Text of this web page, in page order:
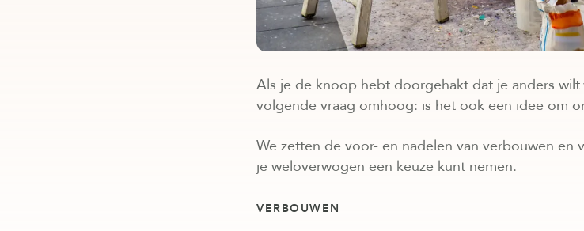
Als je de knoop hebt doorgehakt dat je anders
volgende vraag omhoog: is het ook een idee om
We zetten de voor- en nadelen van verbouwen en
je weloverwogen een keuze kunt nemen.
VERBOUWEN